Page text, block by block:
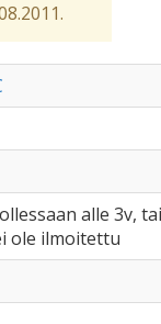
alle 3v, tai
ole ilmoitettu